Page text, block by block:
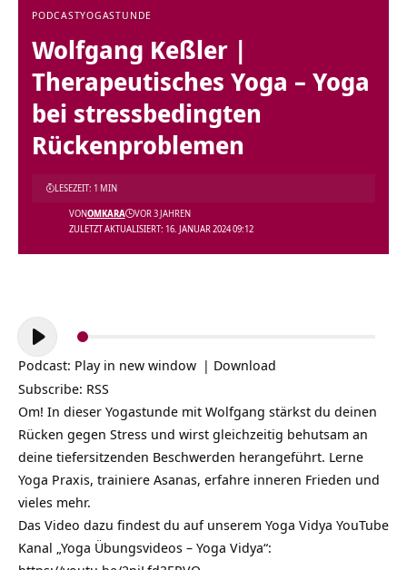
PODCASTYOGASTUNDE
Wolfgang Keßler |
Therapeutisches Yoga – Yoga
bei stressbedingten
Rückenproblemen
ZULETZT AKTUALISIERT: 16. JANUAR 2024 09:12
VONOMKARA VOR 3 JAHREN
LESEZEIT: 1 MIN
Audio-
Player
Podcast: Play in new window | Download
Subscribe: RSS
Om! In dieser Yogastunde mit Wolfgang stärkst du deinen
Rücken gegen Stress und wirst gleichzeitig behutsam an
deine tiefersitzenden Beschwerden herangeführt. Lerne
Yoga Praxis, trainiere Asanas, erfahre inneren Frieden und
vieles mehr.
Das Video dazu findest du auf unserem Yoga Vidya YouTube
Kanal „Yoga Übungsvideos – Yoga Vidya“: